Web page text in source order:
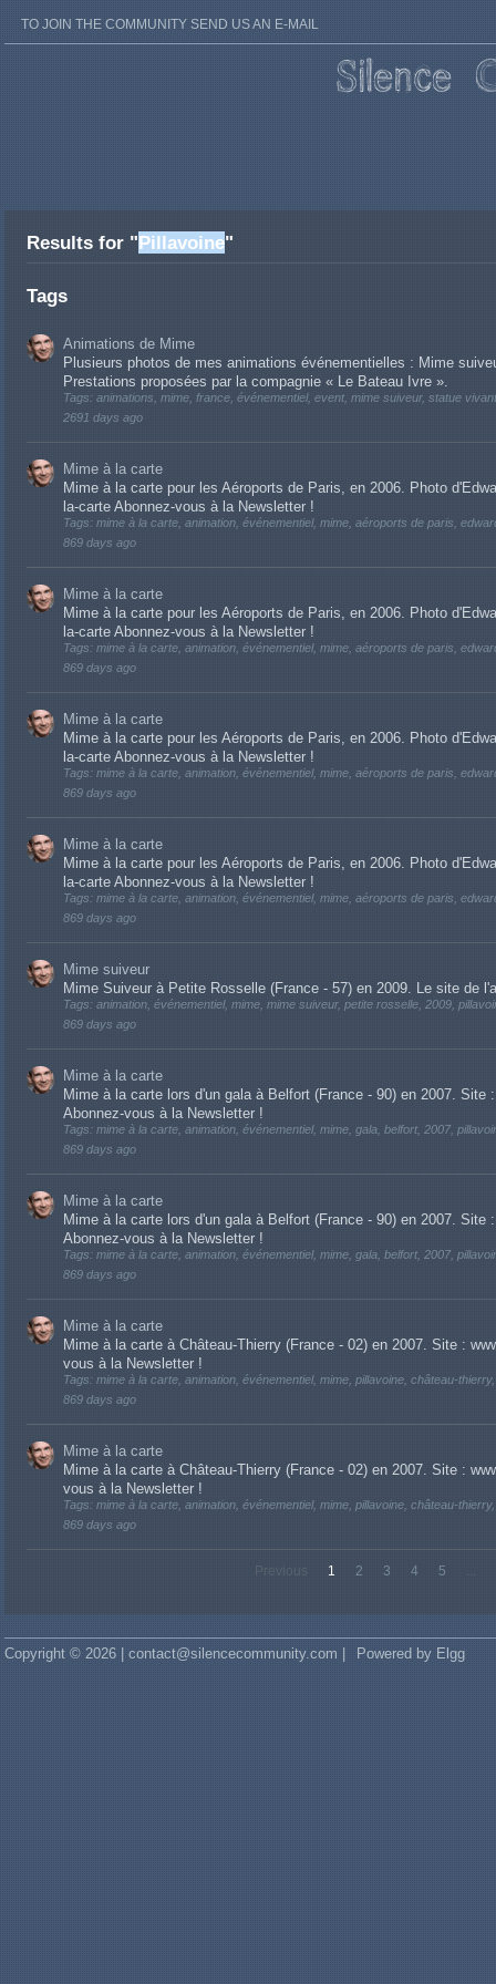
TO JOIN THE COMMUNITY SEND US AN E-MAIL
Results for "Pillavoine"
Tags
Animations de Mime
Plusieurs photos de mes animations événementielles : Mime
Prestations proposées par la compagnie « Le Bateau Ivre ».
Tags: animations, mime, france, événementiel, event, mime suiveur, statue
2691 days ago
Mime à la carte
Mime à la carte pour les Aéroports de Paris, en 2006. Photo
la-carte Abonnez-vous à la Newsletter !
Tags: mime à la carte, animation, événementiel, mime, aéroports de paris,
869 days ago
Mime à la carte
Mime à la carte pour les Aéroports de Paris, en 2006. Photo
la-carte Abonnez-vous à la Newsletter !
Tags: mime à la carte, animation, événementiel, mime, aéroports de paris,
869 days ago
Mime à la carte
Mime à la carte pour les Aéroports de Paris, en 2006. Photo
la-carte Abonnez-vous à la Newsletter !
Tags: mime à la carte, animation, événementiel, mime, aéroports de paris,
869 days ago
Mime à la carte
Mime à la carte pour les Aéroports de Paris, en 2006. Photo
la-carte Abonnez-vous à la Newsletter !
Tags: mime à la carte, animation, événementiel, mime, aéroports de paris,
869 days ago
Mime suiveur
Mime Suiveur à Petite Rosselle (France - 57) en 2009. Le site de
Tags: animation, événementiel, mime, mime suiveur, petite rosselle, 2009,
869 days ago
Mime à la carte
Mime à la carte lors d'un gala à Belfort (France - 90) en 2007. Site
Abonnez-vous à la Newsletter !
Tags: mime à la carte, animation, événementiel, mime, gala, belfort, 2007,
869 days ago
Mime à la carte
Mime à la carte lors d'un gala à Belfort (France - 90) en 2007. Site
Abonnez-vous à la Newsletter !
Tags: mime à la carte, animation, événementiel, mime, gala, belfort, 2007,
869 days ago
Mime à la carte
Mime à la carte à Château-Thierry (France - 02) en 2007. Site :
vous à la Newsletter !
Tags: mime à la carte, animation, événementiel, mime, pillavoine, château-
869 days ago
Mime à la carte
Mime à la carte à Château-Thierry (France - 02) en 2007. Site :
vous à la Newsletter !
Tags: mime à la carte, animation, événementiel, mime, pillavoine, château-
869 days ago
Previous 1 2 3 4 5 ...
Copyright © 2026 | contact@silencecommunity.com | Powered by Elgg